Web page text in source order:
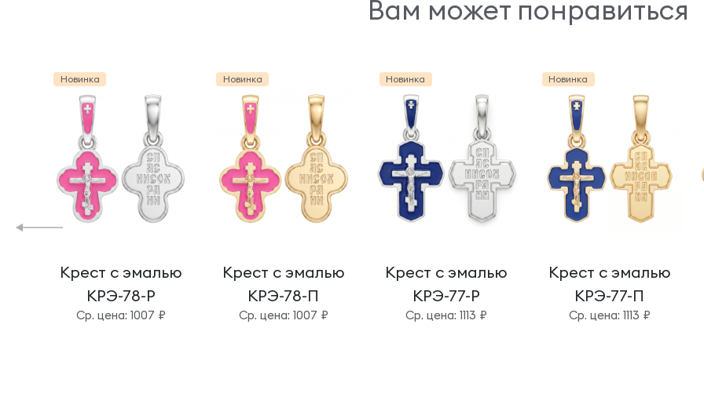
Вам может понравиться
Новинка
Крест с эмалью
КРЭ-78-Р
Cр. цена: 1007 ₽
Новинка
Крест с эмалью
КРЭ-78-П
Cр. цена: 1007 ₽
Новинка
Крест с эмалью
КРЭ-77-Р
Cр. цена: 1113 ₽
Новинка
Крест с эмалью
КРЭ-77-П
Cр. цена: 1113 ₽